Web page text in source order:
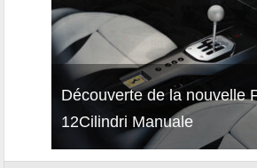
Découverte de la nouvelle
12Cilindri Manuale